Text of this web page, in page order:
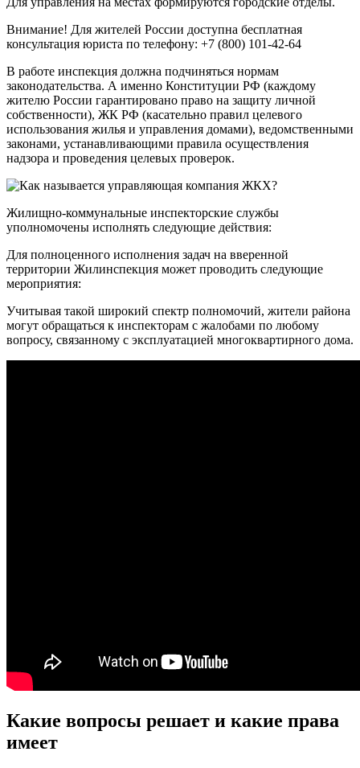
Внимание! Для жителей России доступна бесплатная
консультация юриста по телефону: +7 (800) 101-42-64
В работе инспекция должна подчиняться нормам
законодательства. А именно Конституции РФ (каждому
жителю России гарантировано право на защиту личной
собственности), ЖК РФ (касательно правил целевого
использования жилья и управления домами), ведомственными
законами, устанавливающими правила осуществления
надзора и проведения целевых проверок.
Жилищно-коммунальные инспекторские службы
уполномочены исполнять следующие действия:
Для полноценного исполнения задач на вверенной
территории Жилинспекция может проводить следующие
мероприятия:
Учитывая такой широкий спектр полномочий, жители района
могут обращаться к инспекторам с жалобами по любому
вопросу, связанному с эксплуатацией многоквартирного дома.
Какие вопросы решает и какие права
имеет